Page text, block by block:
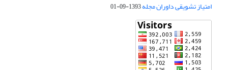
امتیاز تشویقی داوران مجله1393-09-01